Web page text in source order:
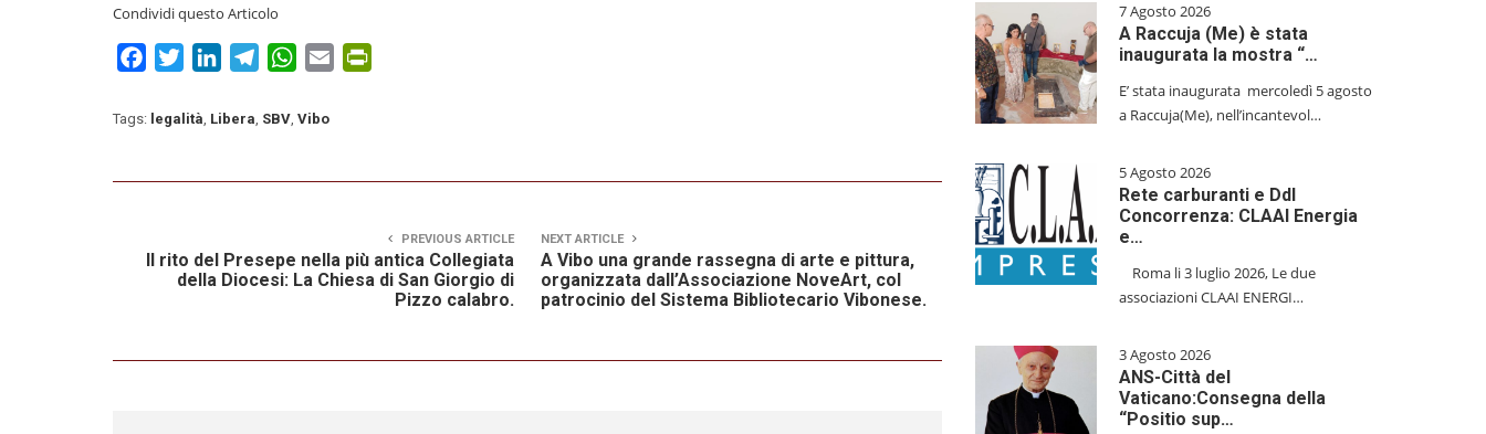
Condividi questo Articolo
FacebookTwitterLinkedInTelegramWhatsApp
Email
Tags: legalità, Libera, SBV, Vibo
PREVIOUS ARTICLE
Il rito del Presepe nella più antica Collegiata
della Diocesi: La Chiesa di San Giorgio di
Pizzo calabro.
NEXT ARTICLE
A Vibo una grande rassegna di arte e pittura,
organizzata dall’Associazione NoveArt, col
patrocinio del Sistema Bibliotecario Vibonese.
7 Agosto 2026
A Raccuja (Me) è stata
inaugurata la mostra “…
E’ stata inaugurata mercoledì 5 agosto
a Raccuja(Me), nell’incantevol…
5 Agosto 2026
Rete carburanti e Ddl
Concorrenza: CLAAI Energia
e…
​Roma li 3 luglio 2026, Le due
associazioni CLAAI ENERGI…
3 Agosto 2026
ANS-Città del
Vaticano:Consegna della
“Positio sup…